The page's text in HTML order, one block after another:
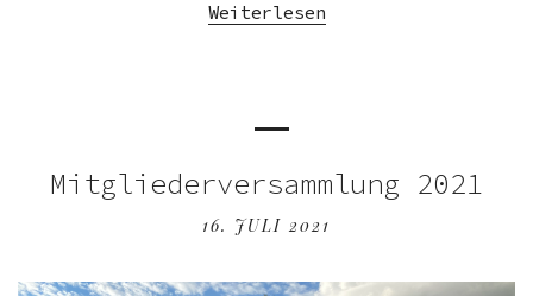
Weiterlesen
Mitgliederversammlung 2021
16. JULI 2021